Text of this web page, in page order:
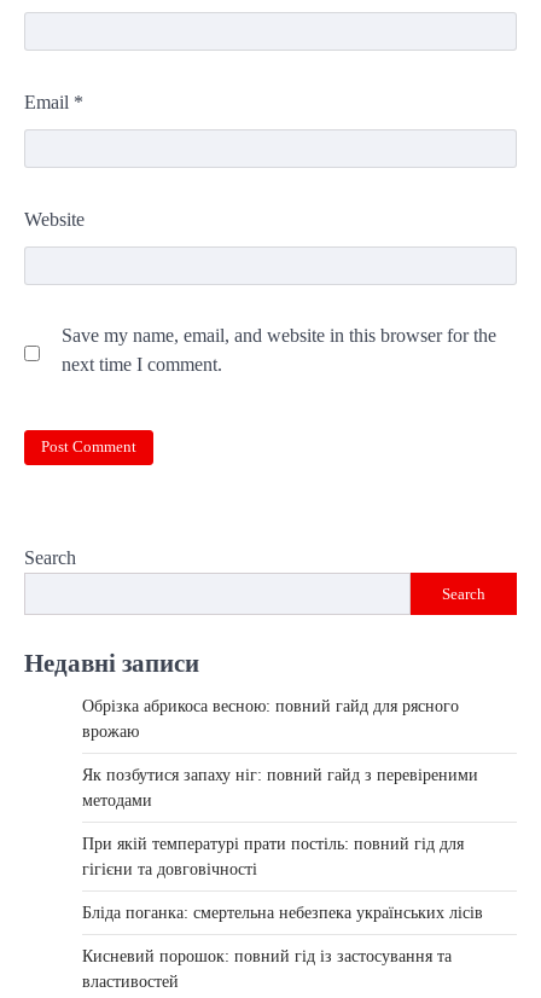
Email *
Website
Save my name, email, and website in this browser for the
next time I comment.
Search
Search
Недавні записи
Обрізка абрикоса весною: повний гайд для рясного
врожаю
Як позбутися запаху ніг: повний гайд з перевіреними
методами
При якій температурі прати постіль: повний гід для
гігієни та довговічності
Бліда поганка: смертельна небезпека українських лісів
Кисневий порошок: повний гід із застосування та
властивостей